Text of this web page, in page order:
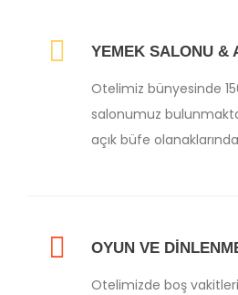
YEMEK SALONU &
Otelimiz bünyesinde
salonumuz
açık büfe
OYUN VE
Otelimizde boş